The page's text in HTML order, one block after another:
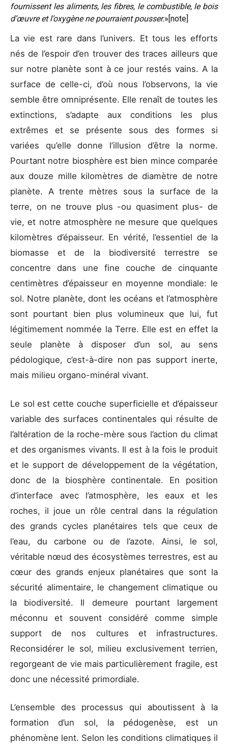
fournissent les aliments, les fibres, le combustible, le bois
d’œuvre et l’oxygène ne pourraient pousser.»[note]
La vie est rare dans l’univers. Et tous les efforts
nés de l’espoir d’en trouver des traces ailleurs que
sur notre planète sont à ce jour restés vains. A la
surface de celle-ci, d’où nous l’observons, la vie
semble être omniprésente. Elle renaît de toutes les
extinctions, s’adapte aux conditions les plus
extrêmes et se présente sous des formes si
variées qu’elle donne l’illusion d’être la norme.
Pourtant notre biosphère est bien mince comparée
aux douze mille kilomètres de diamètre de notre
planète. A trente mètres sous la surface de la
terre, on ne trouve plus -ou quasiment plus- de
vie, et notre atmosphère ne mesure que quelques
kilomètres d’épaisseur. En vérité, l’essentiel de la
biomasse et de la biodiversité terrestre se
concentre dans une fine couche de cinquante
centimètres d’épaisseur en moyenne mondiale: le
sol. Notre planète, dont les océans et l’atmosphère
sont pourtant bien plus volumineux que lui, fut
légitimement nommée la Terre. Elle est en effet la
seule planète à disposer d’un sol, au sens
pédologique, c’est-à-dire non pas support inerte,
mais milieu organo-minéral vivant.
Le sol est cette couche superficielle et d’épaisseur
variable des surfaces continentales qui résulte de
l’altération de la roche-mère sous l’action du climat
et des organismes vivants. Il est à la fois le produit
et le support de développement de la végétation,
donc de la biosphère continentale. En position
d’interface avec l’atmosphère, les eaux et les
roches, il joue un rôle central dans la régulation
des grands cycles planétaires tels que ceux de
l’eau, du carbone ou de l’azote. Ainsi, le sol,
véritable nœud des écosystèmes terrestres, est au
cœur des grands enjeux planétaires que sont la
sécurité alimentaire, le changement climatique ou
la biodiversité. Il demeure pourtant largement
méconnu et souvent considéré comme simple
support de nos cultures et infrastructures.
Reconsidérer le sol, milieu exclusivement terrien,
regorgeant de vie mais particulièrement fragile, est
donc une nécessité primordiale.
L’ensemble des processus qui aboutissent à la
formation d’un sol, la pédogenèse, est un
phénomène lent. Selon les conditions climatiques il